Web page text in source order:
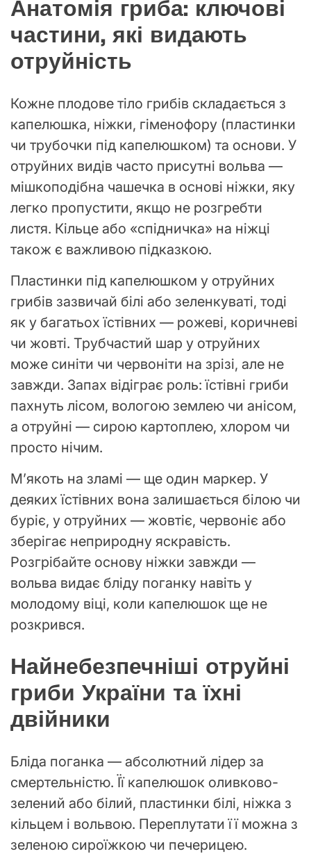
Анатомія гриба: ключові
частини, які видають
отруйність
Кожне плодове тіло грибів складається з
капелюшка, ніжки, гіменофору (пластинки
чи трубочки під капелюшком) та основи. У
отруйних видів часто присутні вольва —
мішкоподібна чашечка в основі ніжки, яку
легко пропустити, якщо не розгребти
листя. Кільце або «спідничка» на ніжці
також є важливою підказкою.
Пластинки під капелюшком у отруйних
грибів зазвичай білі або зеленкуваті, тоді
як у багатьох їстівних — рожеві, коричневі
чи жовті. Трубчастий шар у отруйних
може синіти чи червоніти на зрізі, але не
завжди. Запах відіграє роль: їстівні гриби
пахнуть лісом, вологою землею чи анісом,
а отруйні — сирою картоплею, хлором чи
просто нічим.
М’якоть на зламі — ще один маркер. У
деяких їстівних вона залишається білою чи
буріє, у отруйних — жовтіє, червоніє або
зберігає неприродну яскравість.
Розгрібайте основу ніжки завжди —
вольва видає бліду поганку навіть у
молодому віці, коли капелюшок ще не
розкрився.
Найнебезпечніші отруйні
гриби України та їхні
двійники
Бліда поганка — абсолютний лідер за
смертельністю. Її капелюшок оливково-
зелений або білий, пластинки білі, ніжка з
кільцем і вольвою. Переплутати її можна з
зеленою сироїжкою чи печерицею.